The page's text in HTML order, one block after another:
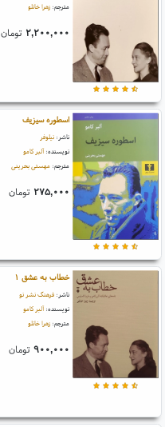
مترجم: زهرا خانلو
۲,۲۰۰,۰۰۰ تومان
اسطوره سیزیف
ناشر: نیلوفر
نویسنده: آلبر کامو
مترجم: مهستی بحرینی
۲۷۵,۰۰۰ تومان
خطاب به عشق ۱
ناشر: فرهنگ نشر نو
نویسنده: آلبر کامو
مترجم: زهرا خانلو
۹۰۰,۰۰۰ تومان